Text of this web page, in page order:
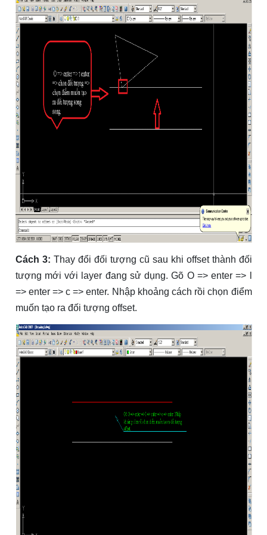
Cách 3: Thay đổi đối tượng cũ sau khi offset thành đối
tượng mới với layer đang sử dụng. Gõ O => enter => l
=> enter => c => enter. Nhập khoảng cách rồi chọn điểm
muốn tạo ra đối tượng offset.